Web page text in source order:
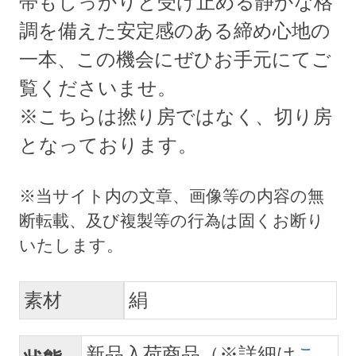
調を備えた安定感のある締め心地の
一本、この機会にぜひお手元にてご
覧くださいませ。
※こちらは撚り房ではなく、切り房
となっております。
素材 絹